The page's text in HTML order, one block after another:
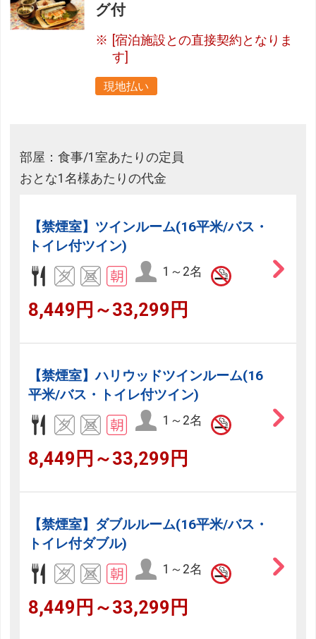
グ付
[宿泊施設との直接契約となりま
す]
現地払い
部屋：食事/1室あたりの定員
おとな1名様あたりの代金
【禁煙室】ツインルーム(16平米/バス・
トイレ付ツイン)
1～2名
8,449円～33,299円
【禁煙室】ハリウッドツインルーム(16
平米/バス・トイレ付ツイン)
1～2名
8,449円～33,299円
【禁煙室】ダブルルーム(16平米/バス・
トイレ付ダブル)
1～2名
8,449円～33,299円